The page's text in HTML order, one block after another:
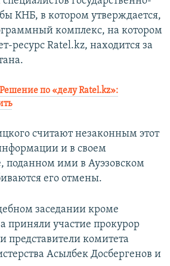
КНБ, в котором утверждается,
комплекс, на котором
ресурс Ratel.kz, находится за
Решение по «делу Ratel.kz»:
считают незаконным этот
и в своем
поданном ими в Ауэзовском
его отмены.
заседании кроме
приняли участие прокурор
представители комитета
Асылбек Досбергенов и